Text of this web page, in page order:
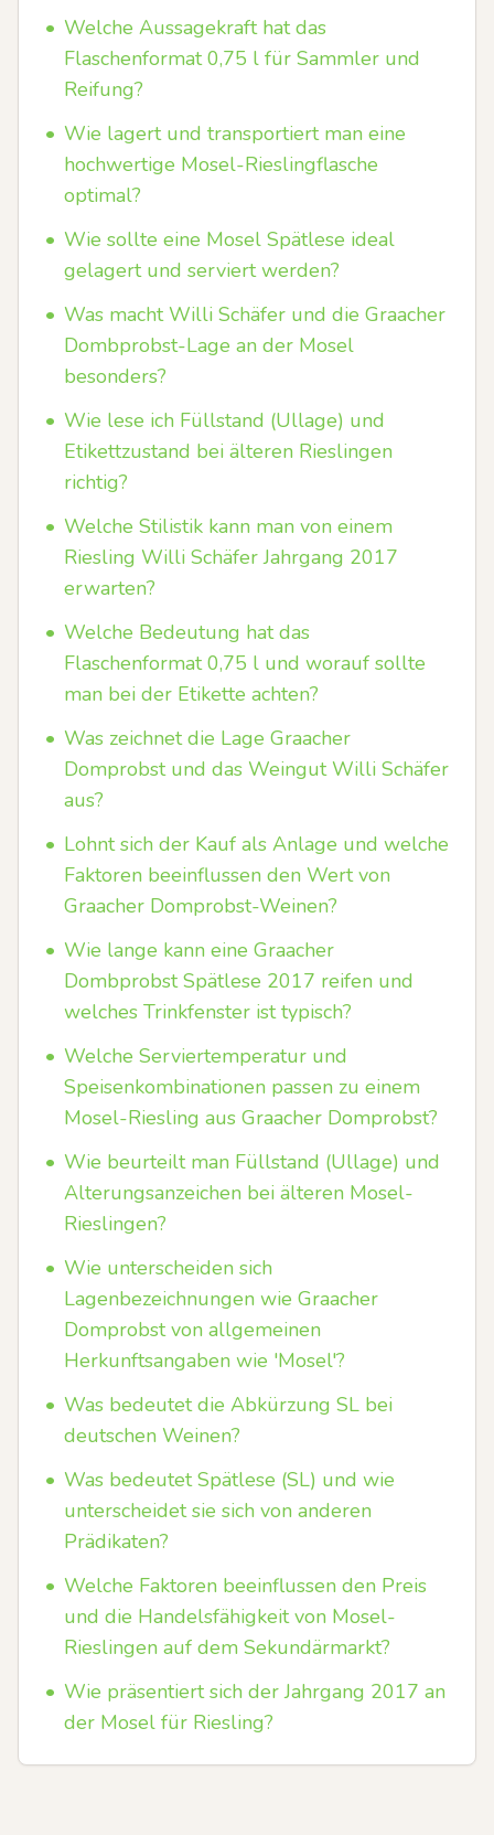
• Welche Aussagekraft hat das
Flaschenformat 0,75 l für Sammler und
Reifung?
• Wie lagert und transportiert man eine
hochwertige Mosel-Rieslingflasche
optimal?
• Wie sollte eine Mosel Spätlese ideal
gelagert und serviert werden?
• Was macht Willi Schäfer und die Graacher
Dombprobst-Lage an der Mosel
besonders?
• Wie lese ich Füllstand (Ullage) und
Etikettzustand bei älteren Rieslingen
richtig?
• Welche Stilistik kann man von einem
Riesling Willi Schäfer Jahrgang 2017
erwarten?
• Welche Bedeutung hat das
Flaschenformat 0,75 l und worauf sollte
man bei der Etikette achten?
• Was zeichnet die Lage Graacher
Domprobst und das Weingut Willi Schäfer
aus?
• Lohnt sich der Kauf als Anlage und welche
Faktoren beeinflussen den Wert von
Graacher Domprobst-Weinen?
• Wie lange kann eine Graacher
Dombprobst Spätlese 2017 reifen und
welches Trinkfenster ist typisch?
• Welche Serviertemperatur und
Speisenkombinationen passen zu einem
Mosel-Riesling aus Graacher Domprobst?
• Wie beurteilt man Füllstand (Ullage) und
Alterungsanzeichen bei älteren Mosel-
Rieslingen?
• Wie unterscheiden sich
Lagenbezeichnungen wie Graacher
Domprobst von allgemeinen
Herkunftsangaben wie 'Mosel'?
• Was bedeutet die Abkürzung SL bei
deutschen Weinen?
• Was bedeutet Spätlese (SL) und wie
unterscheidet sie sich von anderen
Prädikaten?
• Welche Faktoren beeinflussen den Preis
und die Handelsfähigkeit von Mosel-
Rieslingen auf dem Sekundärmarkt?
• Wie präsentiert sich der Jahrgang 2017 an
der Mosel für Riesling?